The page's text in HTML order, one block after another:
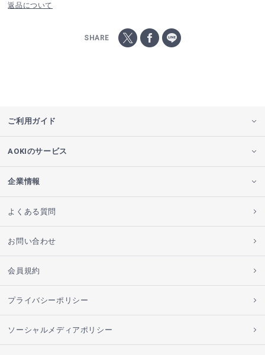
返品について
SHARE
ご利用ガイド
AOKIのサービス
企業情報
よくある質問
お問い合わせ
会員規約
プライバシーポリシー
ソーシャルメディアポリシー